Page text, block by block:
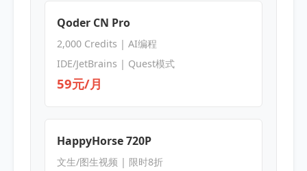
Qoder CN Pro
2,000 Credits | AI编程
IDE/JetBrains | Quest模式
59元/月
HappyHorse 720P
文生/图生视频 | 限时8折